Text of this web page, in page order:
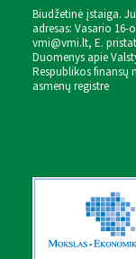
Biudžetinė įstaiga.
adresas: Vasario 16-
vmi@vmi.lt, E.
Duomenys apie
Respublikos
asmenų registre